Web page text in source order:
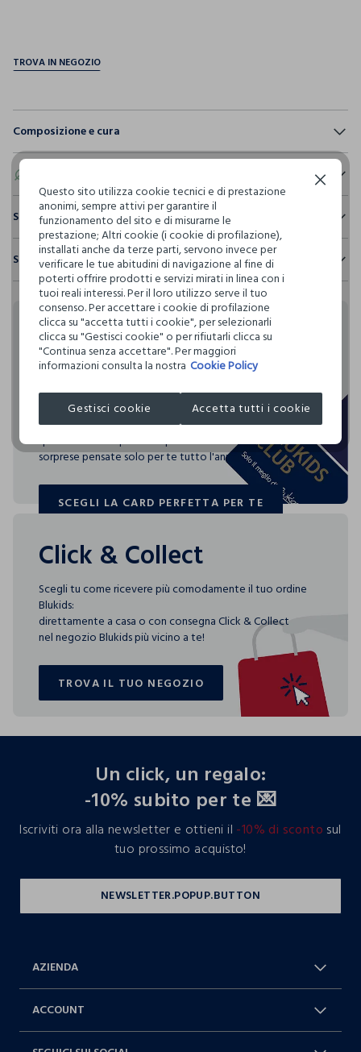
Composizione e cura
Composizione:
NON CANDEGGIARE
TEMPERATURA MASSIMA 40°C - PROCEDURA DELICATA
NON LAVARE A SECCO
NON ASCIUGARE IN ASCIUGA BIANCHERIA A TAMBURO
ROTATIVO
TEMPERATURA MASSIMA DELLA PIASTRA DEL FERRO
ASCIUGARE SU FILO
Consumo d'acqua
Per la realizzazione di questo capo sono stati
utilizzati1.263,91 litri dacqua
Emissioni di CO2
Per la realizzazione di questo capo sono stati
emessi4,37 kg di CO2
Circolarità
riciclabile
0.00
3 specifici indici consentono di scoprire, per ogni capo,
Sostenibilità e trasparenza
Sicurezza
Il 100% dei nostri articoli viene sottoposto a test chimico-
fisici, per verificarne il rispetto dei limiti che abbiamo
definito per l’uso di sostanze chimiche, talvolta anche più
restrittivi rispetto a quelli previsti dalla normativa
internazionale.
Clicca qui per vedere i dettagli
I nostri fornitori
SHANDONG TEXTILES IMP.& EXP. Q
Spedizione e resi
Hai fino a 30 giorni dalla consegna del tuo ordine online per
cambiare idea e restituire i prodotti che hai acquistato.
Rendi speciali i tuoi
acquisti
Blukids card e Blukids Club sono le carte fedeltà che
rendono
speciali i tuoi acquisti: ti aspettano vantaggi, promozioni e
sorprese pensate solo per te tutto l'anno!
SCEGLI LA CARD PERFETTA PER TE
SCEGLI LA CARD PERFETTA PER TE
Click & Collect
Scegli tu come ricevere più comodamente il tuo ordine
Blukids:
direttamente a casa o con consegna Click & Collect
nel negozio Blukids più vicino a te!
TROVA IL TUO NEGOZIO
TROVA IL TUO NEGOZIO
Un click, un regalo:
-10% subito per te 💌
Iscriviti ora alla newsletter e ottieni il -10% di sconto sul
tuo prossimo acquisto!
AZIENDA
ACCOUNT
Questo sito utilizza cookie tecnici e di prestazione
anonimi, sempre attivi per garantire il
funzionamento del sito e di misurarne le
prestazione; Altri cookie (i cookie di profilazione),
installati anche da terze parti, servono invece per
verificare le tue abitudini di navigazione al fine di
poterti offrire prodotti e servizi mirati in linea con i
tuoi reali interessi. Per il loro utilizzo serve il tuo
consenso. Per accettare i cookie di profilazione
clicca su "accetta tutti i cookie", per selezionarli
clicca su "Gestisci cookie" o per rifiutarli clicca su
"Continua senza accettare". Per maggiori
informazioni consulta la nostra Cookie Policy
Gestisci cookie Accetta tutti i cookie
Continua senza accettare